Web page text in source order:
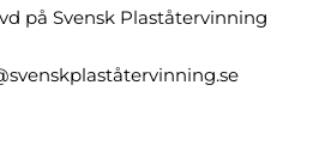
på Svensk Plaståtervinning